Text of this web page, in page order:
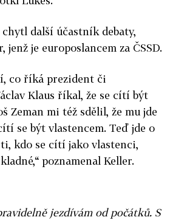
další účastník debaty,
jenž je europoslancem za ČSSD.
co říká prezident či
Klaus říkal, že se cítí být
Zeman mi též sdělil, že mu jde
se být vlastencem. Teď jde o
kdo se cítí jako vlastenci,
poznamenal Keller.
jezdívám od počátků. S